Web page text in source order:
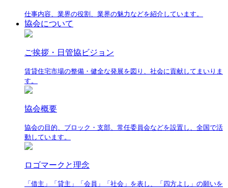
仕事内容、業界の役割、業界の魅力などを紹介しています。
協会について
ご挨拶・日管協ビジョン
賃貸住宅市場の整備・健全な発展を図り、社会に貢献してまいりま
す。
協会概要
協会の目的、ブロック・支部、常任委員会などを設置し、全国で活
動しています。
ロゴマークと理念
「借主」「貸主」「会員」「社会」を表し、「四方よし」の願いを